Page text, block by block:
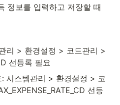
정보를 입력하고 저장할 때
리 > 환경설정 > 코드관리 >
선등록 필요
: 시스템관리 > 환경설정 > 코
선등